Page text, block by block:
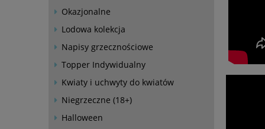
Okazjonalne
Lodowa kolekcja
Napisy grzecznościowe
Topper Indywidualny
Kwiaty i uchwyty do kwiatów
Niegrzeczne (18+)
Halloween